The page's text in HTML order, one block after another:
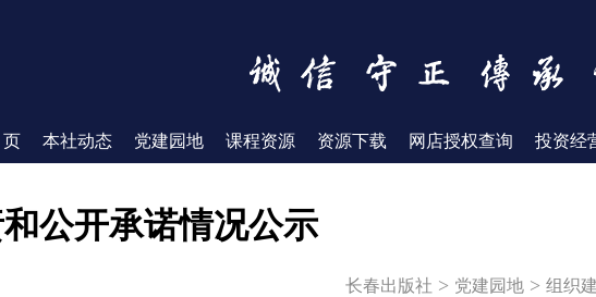
页 本社动态 党建园地 课程资源 资源下载 网店授权查询 投资经
公开承诺情况公示
长春出版社 > 党建园地 > 组织